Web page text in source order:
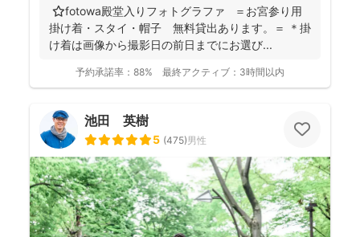
⭐️fotowa殿堂入りフォトグラファ ＝お宮参り用
掛け着・スタイ・帽子 無料貸出あります。＝ ＊掛
け着は画像から撮影日の前日までにお選び...
予約承諾率： 88% 最終アクティブ： 3時間以内
池田 英樹
5 (475)男性